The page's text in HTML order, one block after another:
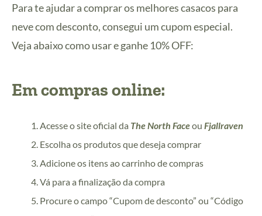
Para te ajudar a comprar os melhores casacos para
neve com desconto, consegui um cupom especial.
Veja abaixo como usar e ganhe 10% OFF:
Emcompras online:
Acesse o site oficial da The North Faceou Fjallraven
Escolha os produtos que deseja comprar
Adicione os itens ao carrinho de compras
Vá para a finalização da compra
Procure o campo “Cupom de desconto” ou “Código